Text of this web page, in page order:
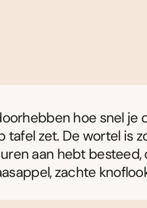
hoe snel je
tafel zet. De wortel is
aan hebt
zachte